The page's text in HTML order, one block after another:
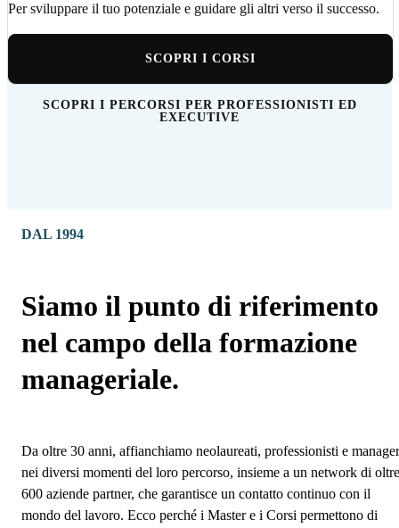
Per sviluppare il tuo potenziale e guidare gli altri verso il successo.
SCOPRI I CORSI
SCOPRI I PERCORSI PER PROFESSIONISTI ED
EXECUTIVE
DAL 1994
Siamo il punto di riferimento
nel campo della formazione
manageriale.
Da oltre 30 anni, affianchiamo neolaureati, professionisti e manager
nei diversi momenti del loro percorso, insieme a un network di oltre
600 aziende partner, che garantisce un contatto continuo con il
mondo del lavoro. Ecco perché i Master e i Corsi permettono di